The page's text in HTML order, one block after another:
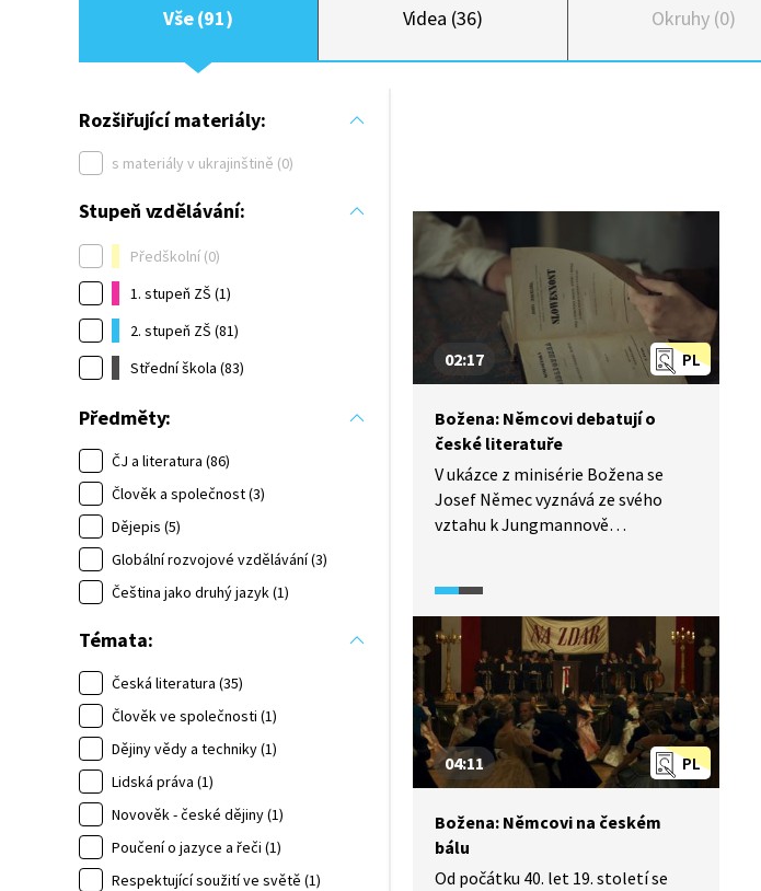
Vše (91) Videa (36) Okruhy (0)
Rozšiřující materiály:
s materiály v ukrajinštině (0)
Stupeň vzdělávání:
Předškolní (0)
1. stupeň ZŠ (1)
2. stupeň ZŠ (81)
Střední škola (83)
Předměty:
ČJ a literatura (86)
Člověk a společnost (3)
Dějepis (5)
Globální rozvojové vzdělávání (3)
Čeština jako druhý jazyk (1)
Témata:
Česká literatura (35)
Člověk ve společnosti (1)
Dějiny vědy a techniky (1)
Lidská práva (1)
Novověk - české dějiny (1)
Poučení o jazyce a řeči (1)
Respektující soužití ve světě (1)
PL
02:17
Božena: Němcovi debatují o
české literatuře
V ukázce z minisérie Božena se
Josef Němec vyznává ze svého
vztahu k Jungmannově
česká literatura, když česky mluví
jen služky a čeledíni, kteří stejně
nedovedou číst...
PL
04:11
Božena: Němcovi na českém
bálu
Od počátku 40. let 19. století se